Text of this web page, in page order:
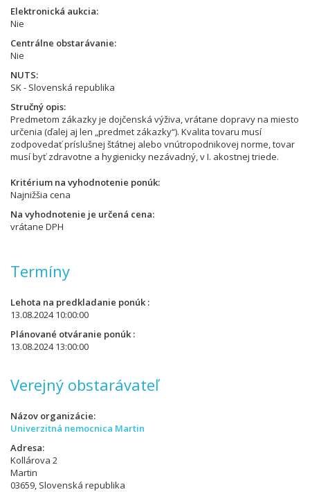
Elektronická aukcia
Nie
Centrálne obstarávanie
Nie
NUTS
SK - Slovenská republika
Stručný opis
Predmetom zákazky je dojčenská výživa, vrátane dopravy na miesto
určenia (ďalej aj len „predmet zákazky“). Kvalita tovaru musí
zodpovedať príslušnej štátnej alebo vnútropodnikovej norme, tovar
musí byť zdravotne a hygienicky nezávadný, v I. akostnej triede.
Kritérium na vyhodnotenie ponúk
Najnižšia cena
Na vyhodnotenie je určená cena
vrátane DPH
Termíny
Lehota na predkladanie ponúk
13.08.2024 10:00:00
Plánované otváranie ponúk
13.08.2024 13:00:00
Verejný obstarávateľ
Názov organizácie
Univerzitná nemocnica Martin
Adresa
Kollárova 2
Martin
03659, Slovenská republika